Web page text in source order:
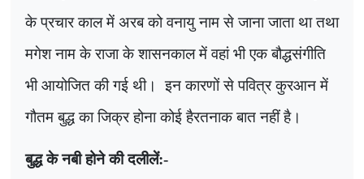
के प्रचार काल में अरब को वनायु नाम से जाना जाता था तथा
मगेश नाम के राजा के शासनकाल में वहां भी एक बौद्धसंगीति
भी आयोजित की गई थी।
इन कारणों से पवित्र कुरआन में
गौतम बुद्ध का जिक्र होना कोई हैरतनाक बात नहीं है।
बुद्ध के नबी होने की दलीलें:-